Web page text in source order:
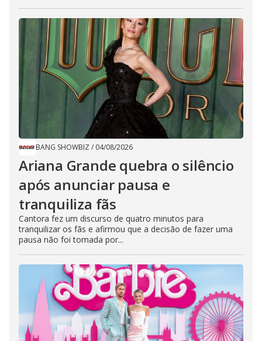
BANG SHOWBIZ / 04/08/2026
Ariana Grande quebra o silêncio
após anunciar pausa e
tranquiliza fãs
Cantora fez um discurso de quatro minutos para
tranquilizar os fãs e afirmou que a decisão de fazer uma
pausa não foi tomada por...